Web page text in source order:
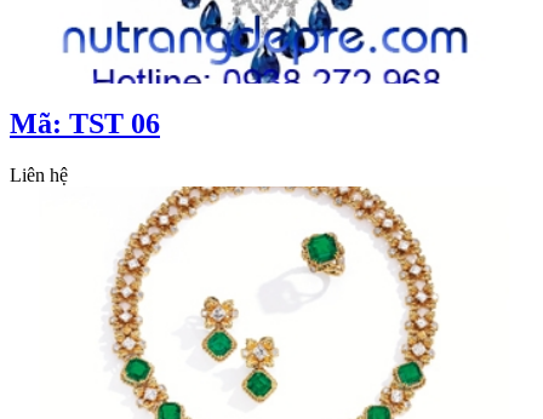
Mã: TST 06
Liên hệ